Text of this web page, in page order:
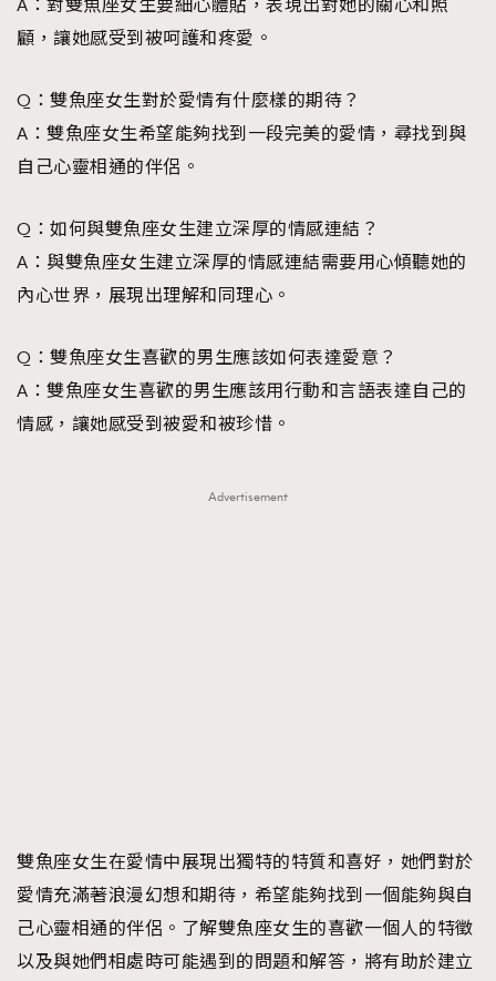
A：對雙魚座女生要細心體貼，表現出對她的關心和照
顧，讓她感受到被呵護和疼愛。
Q：雙魚座女生對於愛情有什麼樣的期待？
A：雙魚座女生希望能夠找到一段完美的愛情，尋找到與
自己心靈相通的伴侶。
Q：如何與雙魚座女生建立深厚的情感連結？
A：與雙魚座女生建立深厚的情感連結需要用心傾聽她的
內心世界，展現出理解和同理心。
Q：雙魚座女生喜歡的男生應該如何表達愛意？
A：雙魚座女生喜歡的男生應該用行動和言語表達自己的
情感，讓她感受到被愛和被珍惜。
Advertisement
雙魚座女生在愛情中展現出獨特的特質和喜好，她們對於
愛情充滿著浪漫幻想和期待，希望能夠找到一個能夠與自
己心靈相通的伴侶。了解雙魚座女生的喜歡一個人的特徵
以及與她們相處時可能遇到的問題和解答，將有助於建立